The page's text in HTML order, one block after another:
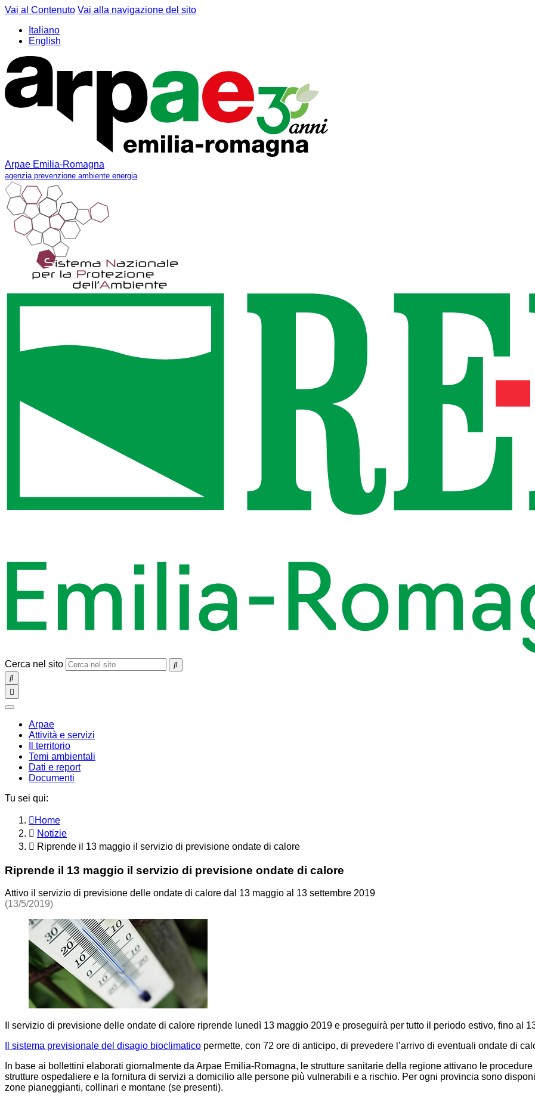
Vai al Contenuto Vai alla navigazione del sito
Italiano
English
Arpae Emilia-Romagna
agenzia prevenzione ambiente energia
Cerca nel sito
SEARCH
Toggle
navigation
chiudi
Arpae
Attività e servizi
Il territorio
Temi ambientali
Dati e report
Documenti
Tu sei qui:
Home
Notizie
Riprende il 13 maggio il servizio di previsione ondate di calore
Riprende il 13 maggio il servizio di previsione ondate di calore
Attivo il servizio di previsione delle ondate di calore dal 13 maggio al 13 settembre 2019
(13/5/2019)
Il servizio di previsione delle ondate di calore riprende lunedì 13 maggio 2019 e proseguirà per tutto il periodo estivo, fino al
Il sistema previsionale del disagio bioclimatico permette, con 72 ore di anticipo, di prevedere l’arrivo di eventuali ondate di
In base ai bollettini elaborati giornalmente da Arpae Emilia-Romagna, le strutture sanitarie della regione attivano le
strutture ospedaliere e la fornitura di servizi a domicilio alle persone più vulnerabili e a rischio. Per ogni provincia sono
zone pianeggianti, collinari e montane (se presenti).